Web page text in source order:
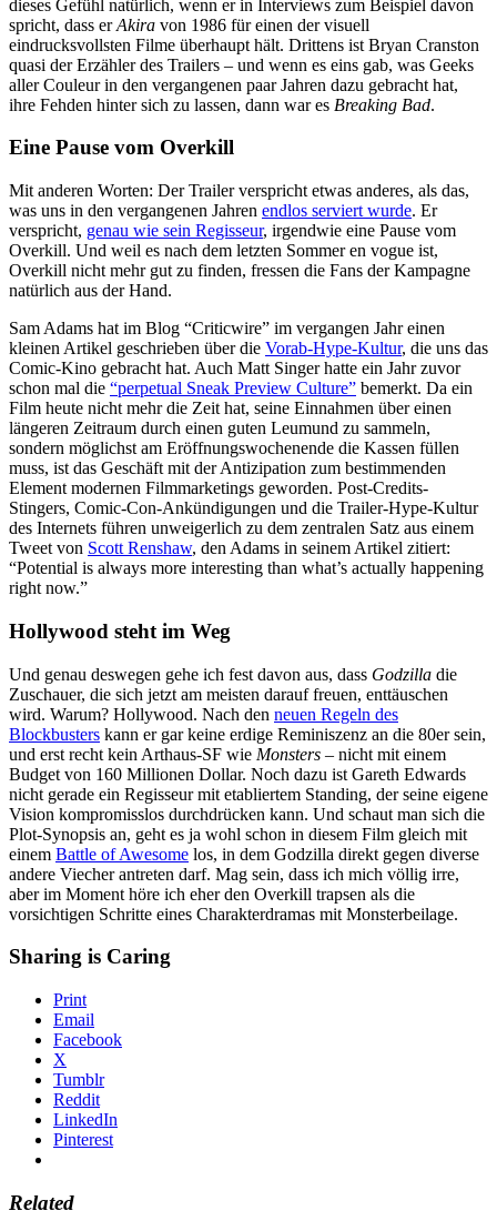
dieses Gefühl natürlich, wenn er in Interviews zum Beispiel davon
spricht, dass erAkira von 1986 für einen der visuell
eindrucksvollsten Filme überhaupt hält. Drittens ist Bryan Cranston
quasi der Erzähler des Trailers – und wenn es eins gab, was Geeks
aller Couleur in den vergangenen paar Jahren dazu gebracht hat,
ihre Fehden hinter sich zu lassen, dann war es Breaking Bad.
Eine Pause vom Overkill
Mit anderen Worten: Der Trailer verspricht etwas anderes, als das,
was uns in den vergangenen Jahren endlos serviert wurde. Er
verspricht, genau wie sein Regisseur, irgendwie eine Pause vom
Overkill. Und weil es nach dem letzten Sommer en vogue ist,
Overkill nicht mehr gut zu finden, fressen die Fans der Kampagne
natürlich aus der Hand.
Sam Adams hat im Blog “Criticwire” im vergangen Jahr einen
kleinen Artikel geschrieben über die Vorab-Hype-Kultur, die uns das
Comic-Kino gebracht hat. Auch Matt Singer hatte ein Jahr zuvor
schon mal die “perpetual Sneak Preview Culture” bemerkt. Da ein
Film heute nicht mehr die Zeit hat, seine Einnahmen über einen
längeren Zeitraum durch einen guten Leumund zu sammeln,
sondern möglichst am Eröffnungswochenende die Kassen füllen
muss, ist das Geschäft mit der Antizipation zum bestimmenden
Element modernen Filmmarketings geworden. Post-Credits-
Stingers, Comic-Con-Ankündigungen und die Trailer-Hype-Kultur
des Internets führen unweigerlich zu dem zentralen Satz aus einem
Tweet von Scott Renshaw, den Adams in seinem Artikel zitiert:
“Potential is always more interesting than what’s actually happening
right now.”
Hollywood steht im Weg
Und genau deswegen gehe ich fest davon aus, dass Godzilla die
Zuschauer, die sich jetzt am meisten darauf freuen, enttäuschen
wird. Warum? Hollywood. Nach den neuen Regeln des
Blockbusters kann er gar keine erdige Reminiszenz an die 80er sein,
und erst recht kein Arthaus-SF wie Monsters – nicht mit einem
Budget von 160 Millionen Dollar. Noch dazu ist Gareth Edwards
nicht gerade ein Regisseur mit etabliertem Standing, der seine eigene
Vision kompromisslos durchdrücken kann. Und schaut man sich die
Plot-Synopsis an, geht es ja wohl schon in diesem Film gleich mit
einem Battle of Awesome los, in dem Godzilla direkt gegen diverse
andere Viecher antreten darf. Mag sein, dass ich mich völlig irre,
aber im Moment höre ich eher den Overkill trapsen als die
vorsichtigen Schritte eines Charakterdramas mit Monsterbeilage.
Sharing is Caring
Print
Email
Facebook
X
Tumblr
Reddit
LinkedIn
Pinterest
Related